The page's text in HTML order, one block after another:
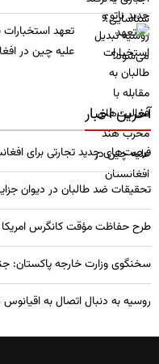
تعهد
علیه چین در
آخرین اخبار
فرصت‌های جدید تجارتی برای
تحقیقات ضد طالبان در دیوان
طرح حفاظت مؤقت کانگرس امریکا
سخنگوی وزارت خارجه پاکستان:
روسیه به دنبال اتصال به